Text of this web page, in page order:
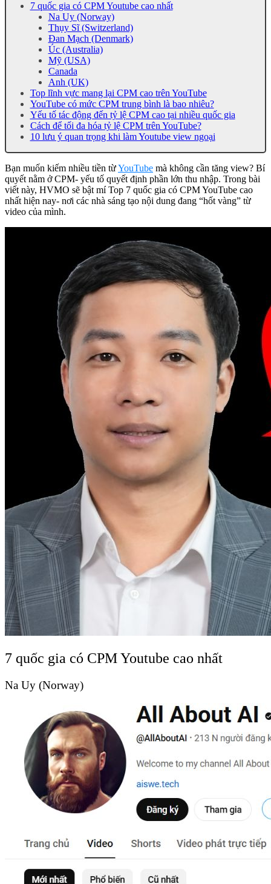
7 quốc gia có CPM Youtube cao nhất
Na Uy (Norway)
Thụy Sĩ (Switzerland)
Đan Mạch (Denmark)
Úc (Australia)
Mỹ (USA)
Canada
Anh (UK)
Top lĩnh vực mang lại CPM cao trên YouTube
YouTube có mức CPM trung bình là bao nhiêu?
Yếu tố tác động đến tỷ lệ CPM cao tại nhiều quốc gia
Cách để tối đa hóa tỷ lệ CPM trên YouTube?
10 lưu ý quan trọng khi làm Youtube view ngoại
Bạn muốn kiếm nhiều tiền từYouTube mà không cần tăng view? Bí
quyết nằm ở CPM- yếu tố quyết định phần lớn thu nhập. Trong bài
viết này, HVMO sẽ bật mí Top 7 quốc gia có CPM YouTube cao
nhất hiện nay- nơi các nhà sáng tạo nội dung đang “hốt vàng” từ
video của mình.
7 quốc gia có CPM Youtube cao nhất
Na Uy (Norway)